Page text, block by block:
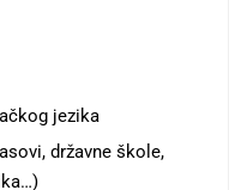
jezika
državne škole,